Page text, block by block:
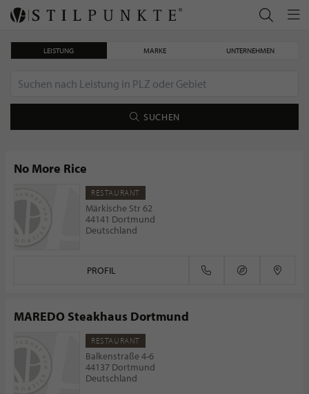
Deutsche schätzen Qualität, Frische und regionale Produkte
LEISTUNG MARKE UNTERNEHMEN
SUCHEN
No More Rice
RESTAURANT
Märkische Str 62
44141 Dortmund
Deutschland
PROFIL
MAREDO Steakhaus Dortmund
RESTAURANT
Balkenstraße 4-6
44137 Dortmund
Deutschland